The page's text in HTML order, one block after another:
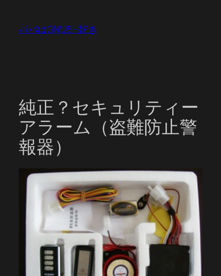
パパはGN125H好き
純正？セキュリティー
アラーム（盗難防止警
報器）